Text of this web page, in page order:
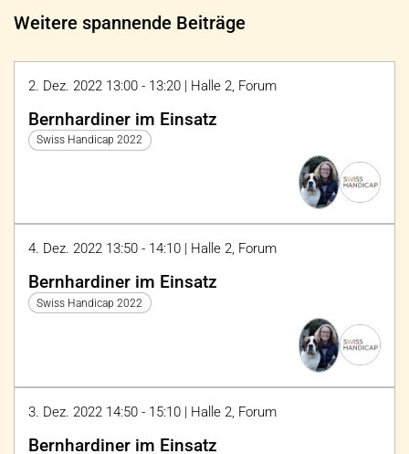
Weitere spannende Beiträge
2. Dez. 2022 13:00 - 13:20 | Halle 2, Forum
Bernhardiner im Einsatz
Swiss Handicap 2022
4. Dez. 2022 13:50 - 14:10 | Halle 2, Forum
Bernhardiner im Einsatz
Swiss Handicap 2022
3. Dez. 2022 14:50 - 15:10 | Halle 2, Forum
Bernhardiner im Einsatz